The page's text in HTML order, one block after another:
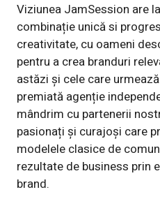
Viziunea JamSession are
combinație unică si
creativitate, cu oameni
pentru a crea branduri
astăzi și cele care
premiată agenție
mândrim cu partenerii
pasionați și curajoși care
modelele clasice de
rezultate de business prin
brand.